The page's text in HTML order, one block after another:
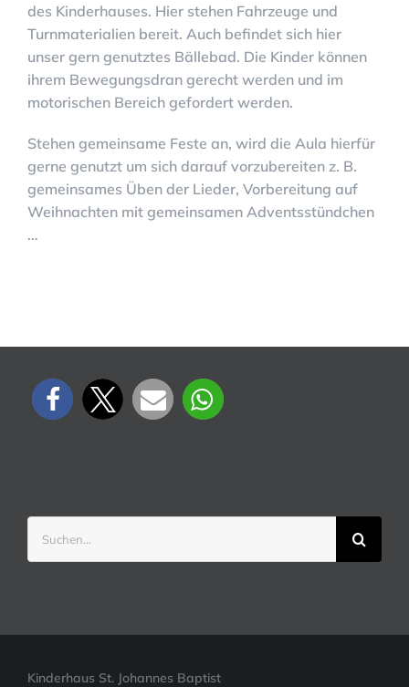
des Kinderhauses. Hier stehen Fahrzeuge und
Turnmaterialien bereit. Auch befindet sich hier
unser gern genutztes Bällebad. Die Kinder können
ihrem Bewegungsdran gerecht werden und im
motorischen Bereich gefordert werden.
Stehen gemeinsame Feste an, wird die Aula hierfür
gerne genutzt um sich darauf vorzubereiten z. B.
gemeinsames Üben der Lieder, Vorbereitung auf
Weihnachten mit gemeinsamen Adventsstündchen
…
nach:
Kinderhaus St. Johannes Baptist